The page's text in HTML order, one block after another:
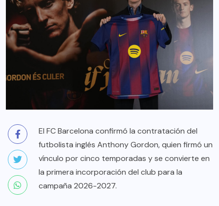
El FC Barcelona confirmó la contratación del
futbolista inglés Anthony Gordon, quien firmó un
vínculo por cinco temporadas y se convierte en
la primera incorporación del club para la
campaña 2026-2027.